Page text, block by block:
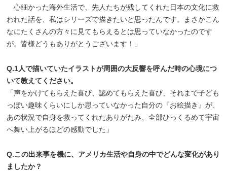
心細かった海外生活で、先人たちが残してくれた日本の文化に救
われた話を、私はシリーズで描きたいと思ったんです。まさかこん
なにたくさんの方々に見てもらえるとは思っていなかったのです
が。皆様どうもありがとうございます！」
Q.1人で描いていたイラストが周囲の大反響を呼んだ時の心境につ
いて教えてください。
「声をかけてもらえた喜び、認めてもらえた喜び、それまで子ども
っぽい趣味くらいにしか思っていなかった自分の『お絵描き』が、
あの状況で自身を救ってくれたありがたみ、全部ひっくるめて宇宙
へ舞い上がるほどの感動でした」
Q.この出来事を機に、アメリカ生活や自身の中でどんな変化があり
ましたか？